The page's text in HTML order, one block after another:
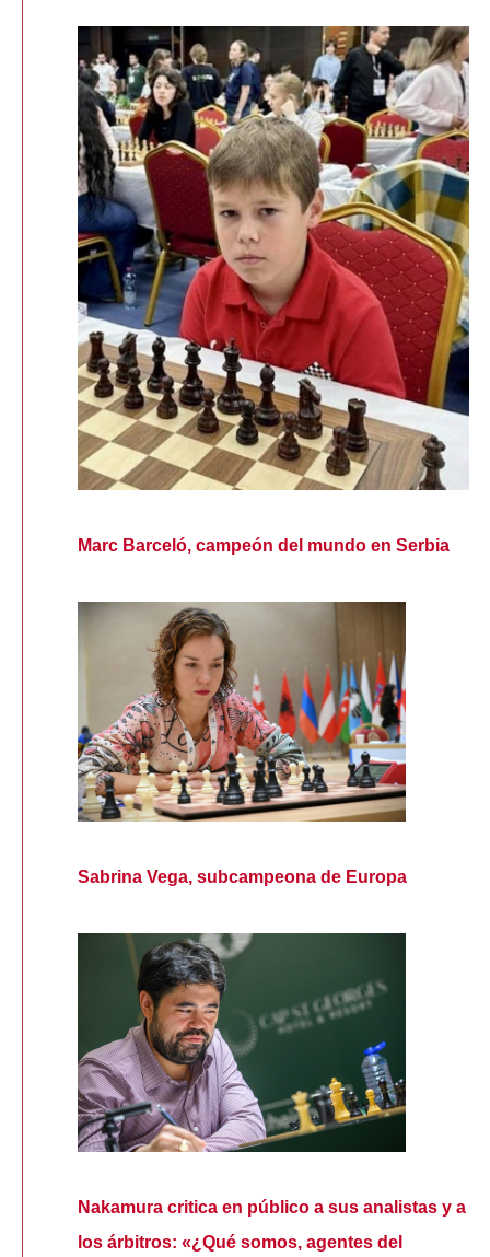
Marc Barceló, campeón del mundo en Serbia
Sabrina Vega, subcampeona de Europa
Nakamura critica en público a sus analistas y a
los árbitros: «¿Qué somos, agentes del